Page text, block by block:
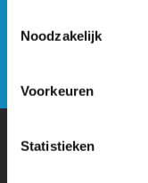
Noodzakelijk
Voorkeuren
Statistieken
nieuwsbrief